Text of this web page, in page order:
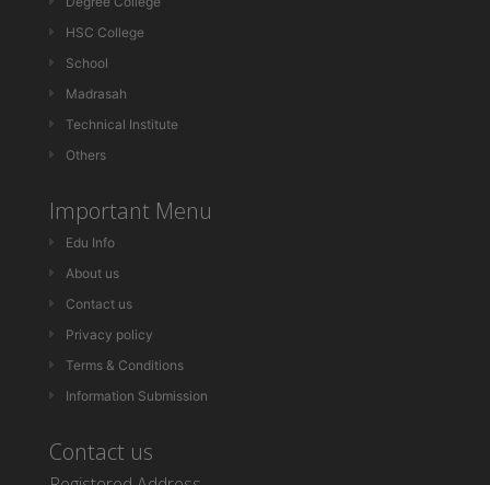
HSC College
School
Madrasah
Technical Institute
Others
Important Menu
Edu Info
About us
Contact us
Privacy policy
Terms & Conditions
Information Submission
Contact us